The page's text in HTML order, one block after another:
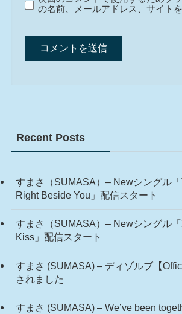
の名前、メールアドレス、サイトを
Recent Posts
すまさ（SUMASA）– Newシングル
Right Beside You」配信スタート
すまさ（SUMASA）– Newシングル
Kiss」配信スタート
すまさ (SUMASA) – ディゾルブ【
されました
すまさ (SUMASA) – We’ve been